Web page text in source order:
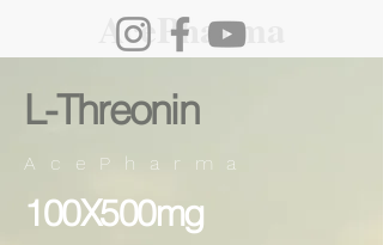
AcePharma
L-Threonin
A c e P h a r m a
100X500mg